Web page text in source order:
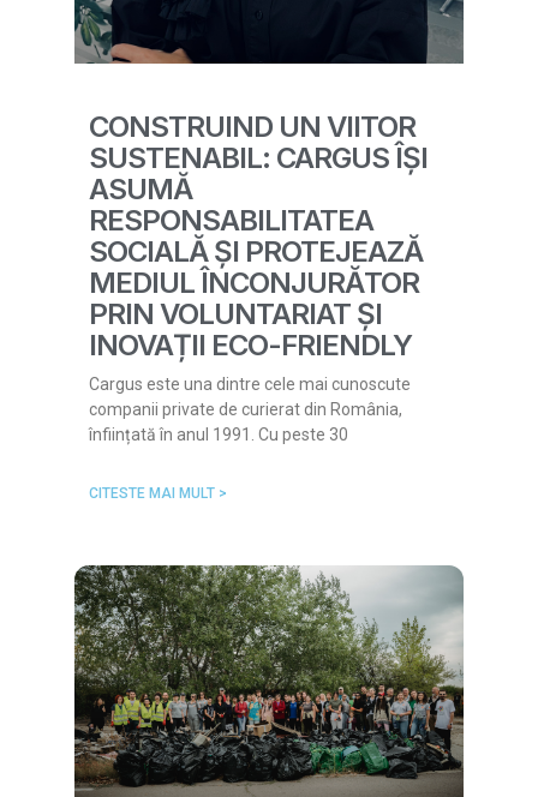
CONSTRUIND UN VIITOR
SUSTENABIL: CARGUS ÎȘI
ASUMĂ
RESPONSABILITATEA
SOCIALĂ ȘI PROTEJEAZĂ
MEDIUL ÎNCONJURĂTOR
PRIN VOLUNTARIAT ȘI
INOVAȚII ECO-FRIENDLY
Cargus este una dintre cele mai cunoscute
companii private de curierat din România,
înființată în anul 1991. Cu peste 30
CITESTE MAI MULT >